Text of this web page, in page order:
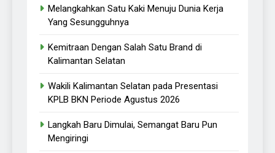
Melangkahkan Satu Kaki Menuju Dunia Kerja
Yang Sesungguhnya
Kemitraan Dengan Salah Satu Brand di
Kalimantan Selatan
Wakili Kalimantan Selatan pada Presentasi
KPLB BKN Periode Agustus 2026
Langkah Baru Dimulai, Semangat Baru Pun
Mengiringi